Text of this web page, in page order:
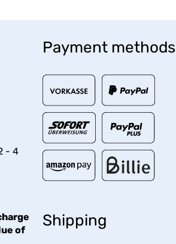
- 4
of
Payment methods
Shipping